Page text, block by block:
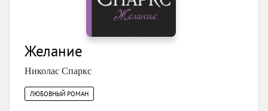
Желание
Николас Спаркс
ЛЮБОВНЫЙ РОМАН